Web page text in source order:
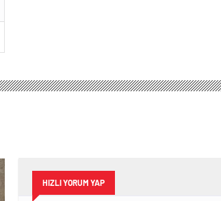
HIZLI YORUM YAP